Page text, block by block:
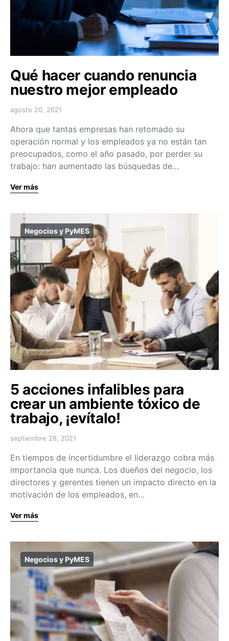
Qué hacer cuando renuncia
nuestro mejor empleado
agosto 20, 2021
Ahora que tantas empresas han retomado su
operación normal y los empleados ya no están tan
preocupados, como el año pasado, por perder su
trabajo: han aumentado las búsquedas de…
Ver más
Negocios y PyMES
5 acciones infalibles para
crear un ambiente tóxico de
trabajo, ¡evítalo!
septiembre 28, 2021
En tiempos de incertidumbre el liderazgo cobra más
importancia que nunca. Los dueños del negocio, los
directores y gerentes tienen un impacto directo en la
motivación de los empleados, en…
Ver más
Negocios y PyMES